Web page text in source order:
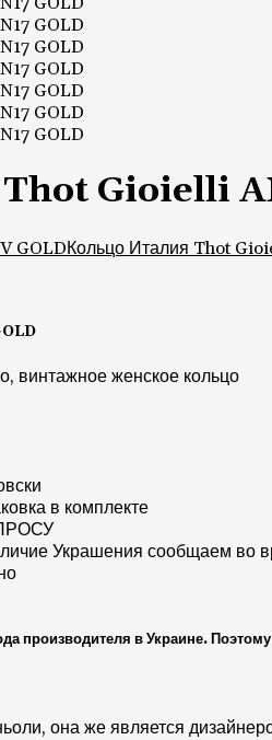
Gioielli
GOLDКольцо Италия Thot
винтажное женское кольцо
в комплекте
Украшения сообщаем во
производителя в Украине.
она же является